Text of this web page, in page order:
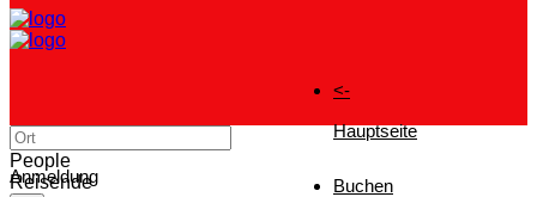
<-
Hauptseite
Buchen
Anmeldung
People
Reisende